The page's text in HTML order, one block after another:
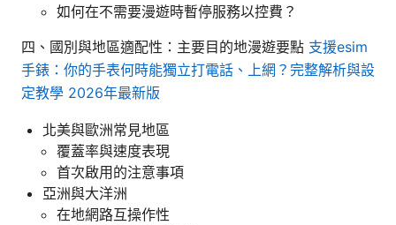
如何在不需要漫遊時暫停服務以控費？
四、國別與地區適配性：主要目的地漫遊要點 支援esim
手錶：你的手表何時能獨立打電話、上網？完整解析與設
定教學 2026年最新版
北美與歐洲常見地區
覆蓋率與速度表現
首次啟用的注意事項
亞洲與大洋洲
在地網路互操作性